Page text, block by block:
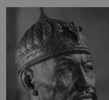
letišti ozve věta, která změní